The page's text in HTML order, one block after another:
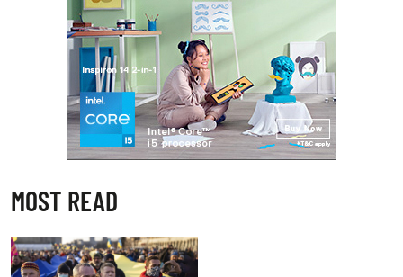
MOST READ